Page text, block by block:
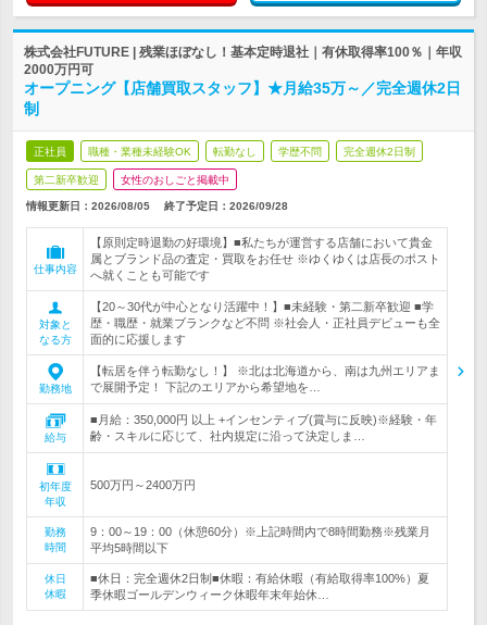
株式会社FUTURE | 残業ほぼなし！基本定時退社｜有休取得率100％｜年収
2000万円可
オープニング【店舗買取スタッフ】★月給35万～／完全週休2日
制
正社員 職種・業種未経験OK 転勤なし 学歴不問 完全週休2日制
第二新卒歓迎 女性のおしごと掲載中
情報更新日：2026/08/05 終了予定日： 2026/09/28
仕事内容
【原則定時退勤の好環境】■私たちが運営する店舗において貴金
属とブランド品の査定・買取をお任せ ※ゆくゆくは店長のポスト
へ就くことも可能です
対象と
なる方
【20～30代が中心となり活躍中！】■未経験・第二新卒歓迎 ■学
歴・職歴・就業ブランクなど不問 ※社会人・正社員デビューも全
面的に応援します
勤務地
【転居を伴う転勤なし！】 ※北は北海道から、南は九州エリアま
で展開予定！ 下記のエリアから希望地を…
給与
■月給：350,000円 以上 +インセンティブ(賞与に反映)※経験・年
齢・スキルに応じて、社内規定に沿って決定しま…
初年度
年収
500万円～2400万円
勤務
時間
9：00～19：00（休憩60分）※上記時間内で8時間勤務※残業月
平均5時間以下
休日
休暇
■休日：完全週休2日制■休暇：有給休暇（有給取得率100%）夏
季休暇ゴールデンウィーク休暇年末年始休…